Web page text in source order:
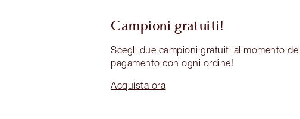
Campioni gratuiti!
Scegli due campioni gratuiti al momento del
pagamento con ogni ordine!
Acquista ora